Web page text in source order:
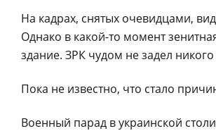
На кадрах, снятых очевидцами,
Однако в какой-то момент
здание. ЗРК чудом не задел
Пока не известно, что стало
Военный парад в украинской